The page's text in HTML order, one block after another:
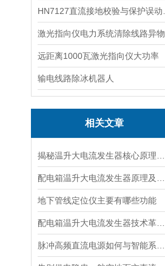
激光指向仪电力系统清除线路异物
远距离1000瓦激光指向仪大功率
输电线路除冰机器人
相关文章
地下管线定位仪主要有哪些功能